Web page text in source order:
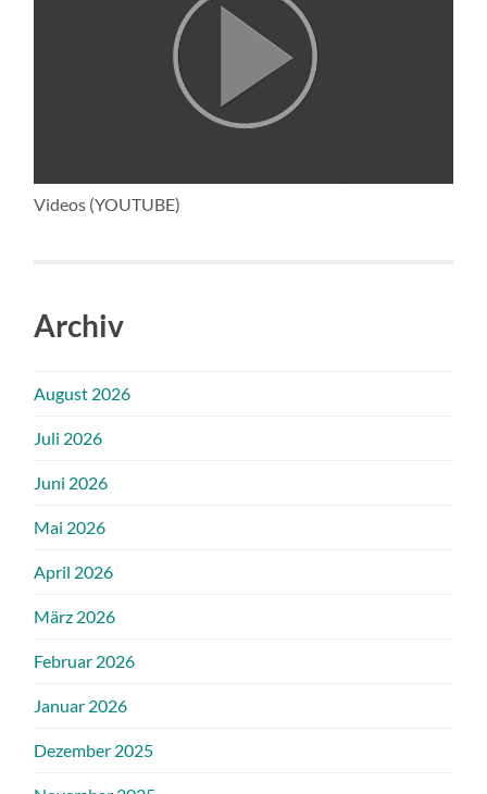
Videos (YOUTUBE)
Archiv
August 2026
Juli 2026
Juni 2026
Mai 2026
April 2026
März 2026
Februar 2026
Januar 2026
Dezember 2025